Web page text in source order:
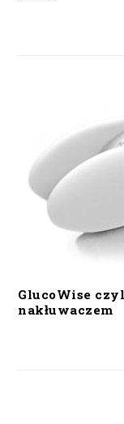
GlucoWise
nakłuwaczem